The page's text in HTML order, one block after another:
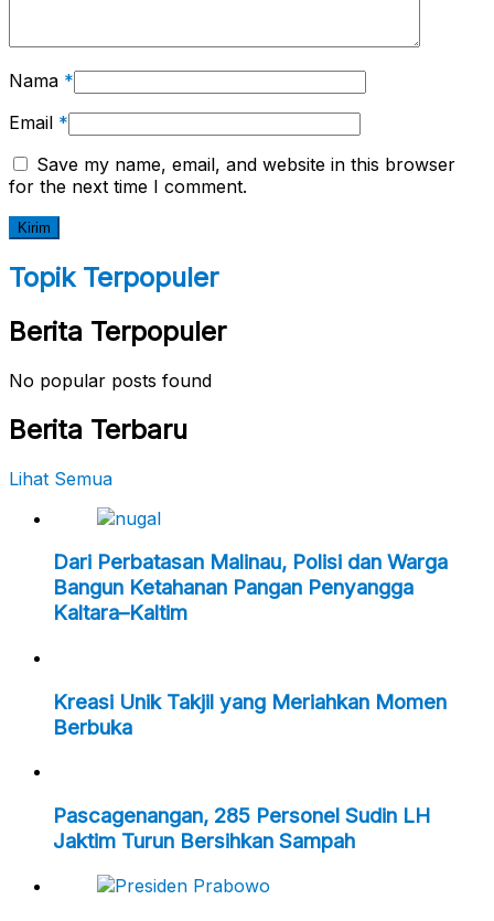
Nama *
Email *
Save my name, email, and website in this browser
for the next time I comment.
Topik Terpopuler
Berita Terpopuler
No popular posts found
Berita Terbaru
Lihat Semua
Dari Perbatasan Malinau, Polisi dan Warga
Bangun Ketahanan Pangan Penyangga
Kaltara–Kaltim
Kreasi Unik Takjil yang Meriahkan Momen
Berbuka
Pascagenangan, 285 Personel Sudin LH
Jaktim Turun Bersihkan Sampah